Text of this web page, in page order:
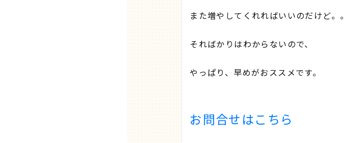
また増やしてくれればいいのだけど。。
そればかりはわからないので、
やっぱり、早めがおススメです。
お問合せはこちら